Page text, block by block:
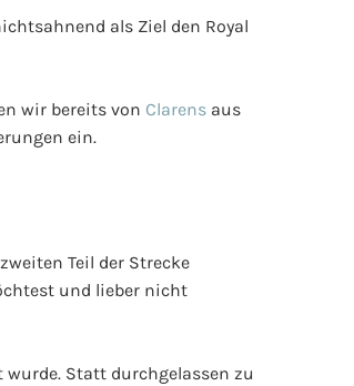
als Ziel den Royal
wir bereits von Clarens aus
ein.
Teil der Strecke
und lieber nicht
Statt durchgelassen zu